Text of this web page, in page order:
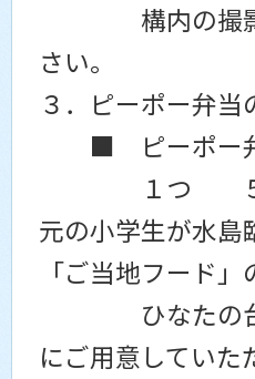
構内の撮影場
さい。
３．ピーポー
■ ピーポー弁
１つ ５００
元の小学生が水島
「ご当地フード」
ひなたの台所
にご用意していた